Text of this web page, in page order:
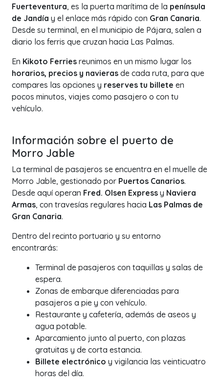
Fuerteventura, es la puerta marítima de la península
de Jandía y el enlace más rápido con Gran Canaria.
Desde su terminal, en el municipio de Pájara, salen a
diario los ferris que cruzan hacia Las Palmas.
En Kikoto Ferries reunimos en un mismo lugar los
horarios, precios y navieras de cada ruta, para que
compares las opciones y reserves tu billete en
pocos minutos, viajes como pasajero o con tu
vehículo.
−
Información sobre el puerto de
Morro Jable
La terminal de pasajeros se encuentra en el muelle de
Morro Jable, gestionado por Puertos Canarios.
Desde aquí operan Fred. Olsen Express y Naviera
Armas, con travesías regulares hacia Las Palmas de
Gran Canaria.
Dentro del recinto portuario y su entorno
encontrarás:
Terminal de pasajeros con taquillas y salas de
espera.
Zonas de embarque diferenciadas para
pasajeros a pie y con vehículo.
Restaurante y cafetería, además de aseos y
agua potable.
Aparcamiento junto al puerto, con plazas
gratuitas y de corta estancia.
Billete electrónico y vigilancia las veinticuatro
horas del día.